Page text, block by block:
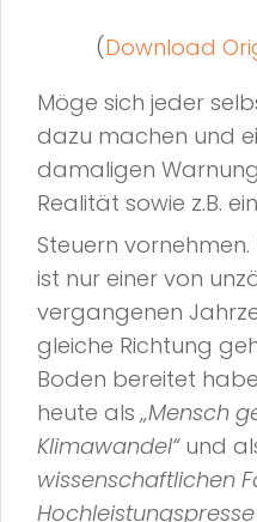
(Download
Möge sich jeder
dazu machen und
damaligen
Realität sowie z.B.
Steuern
ist nur einer von
vergangenen
gleiche Richtung
Boden bereitet
heute als„Mensch
Klimawandel“und
wissenschaftlichen
Hochleistungspresse